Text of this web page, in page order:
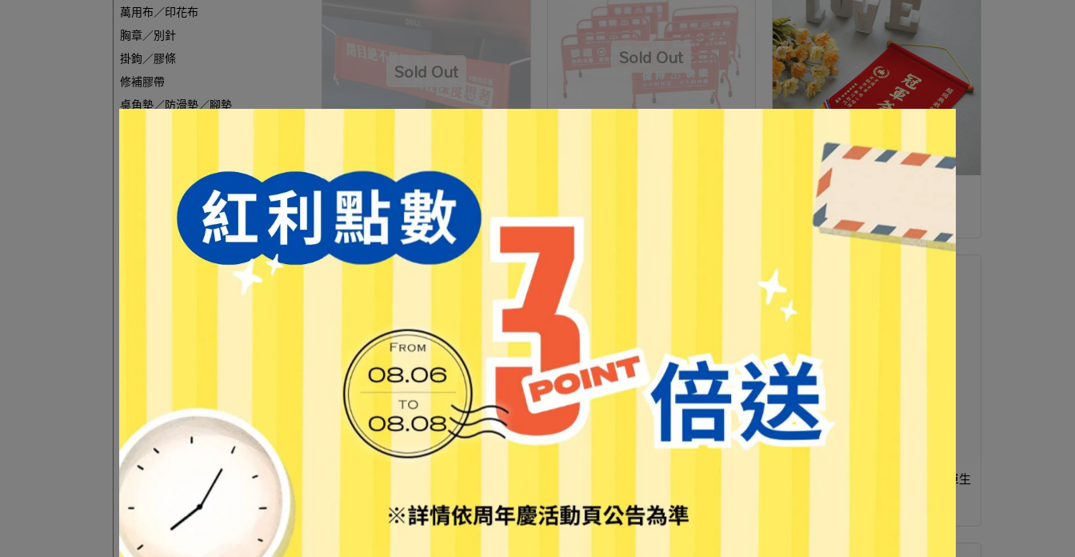
萬用布／印花布
胸章／別針
掛鉤／膠條
修補膠帶
桌角墊／防滑墊／腳墊
後背包／斜背包
馬克杯／杯子
水壺／保溫瓶
摺疊傘／雨傘
環保袋
擺飾／家飾品
存錢筒
【藝林】厭世金句紅布條-全12款
(款式任選)
NT$69NT$89
【藝林】最愛獎迷你錦旗-全15款
(款式任選)
NT$101NT$130
【藝林】真心獎經典迷你獎狀
WF0441304
NT$101NT$130
NT$39
#【青青】卡皮巴拉迷你擺飾 簡單生